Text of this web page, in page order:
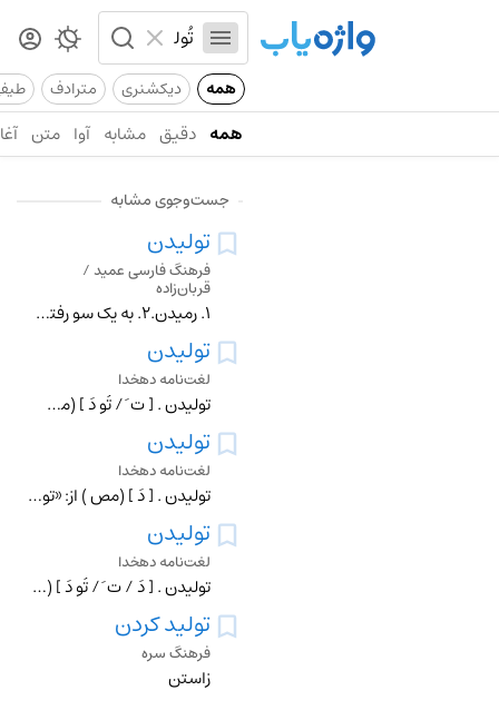
همه دیکشنری مترادف
همه دقیق مشابه آوا متن
جست‌وجوی مشابه
تولیدن
فرهنگ فارسی عمید /
قربان‌زاده
۱. رمیدن.۲. به یک سو رفتن؛ دور شدن.
تولیدن
لغت‌نامه دهخدا
تولیدن . [ ت َ / تُو دَ ] (مص ) بانگ زدن و به آواز بلند خواندن کسی را. (ناظم الاطباء).
تولیدن
لغت‌نامه دهخدا
تولیدن . [ دَ ] (مص ) از: «تول » + «یدن » پسوند مصدری . (حاشیه ٔ برهان چ معین ). رمیدن و دور شدن و به یک سو رفتن . (برهان ) (از ناظم الاطباء). رمیدن . (غیاث الل
تولیدن
لغت‌نامه دهخدا
تولیدن . [ دَ / ت َ / تُو دَ ] (مص ) خلیدن و با تیر زخم کردن . (ناظم الاطباء).
تولید کردن
فرهنگ سره
زاستن